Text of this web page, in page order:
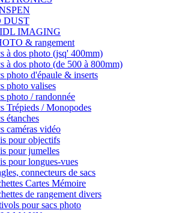
DUST
IMAGING
& rangement
à dos photo (jsq' 400mm)
à dos photo (de 500 à 800mm)
photo d'épaule & inserts
photo valises
photo / randonnée
Trépieds / Monopodes
étanches
caméras vidéo
pour objectifs
pour jumelles
pour longues-vues
connecteurs de sacs
Cartes Mémoire
de rangement divers
pour sacs photo